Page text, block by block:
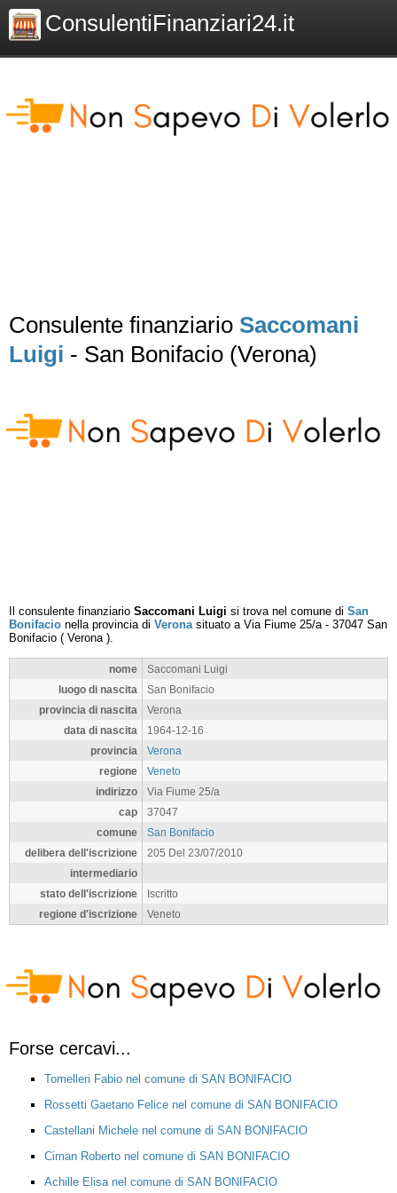
ConsulentiFinanziari24.it
Consulente finanziario Saccomani
Luigi - San Bonifacio (Verona)
Il consulente finanziario Saccomani Luigi si trova nel comune di San
Bonifacio nella provincia di Veronasituato a Via Fiume 25/a- 37047 San
Bonifacio ( Verona).
nome
Saccomani Luigi
luogo di nascita
San Bonifacio
provincia di nascita
Verona
data di nascita
1964-12-16
provincia
Verona
regione
Veneto
indirizzo
Via Fiume 25/a
cap
37047
comune
San Bonifacio
delibera dell'iscrizione
205 Del 23/07/2010
intermediario
stato dell'iscrizione
Iscritto
regione d'iscrizione
Veneto
Forse cercavi...
Tomelleri Fabio nel comune di SAN BONIFACIO
Rossetti Gaetano Felice nel comune di SAN BONIFACIO
Castellani Michele nel comune di SAN BONIFACIO
Ciman Roberto nel comune di SAN BONIFACIO
Achille Elisa nel comune di SAN BONIFACIO